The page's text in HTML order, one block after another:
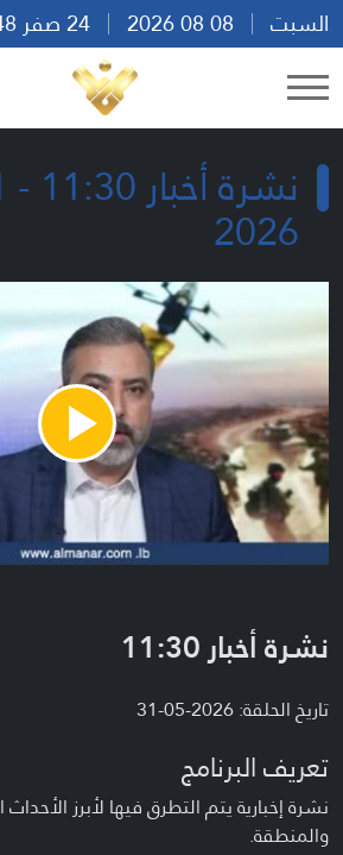
السبت
00:52
2026
Play
Video
نشرة أخبار 11:30
تاريخ الحلقة: 2026-05-31
تعريف البرنامج
نشرة إخبارية يتم التطرق فيها لأبرز
والمنطقة.